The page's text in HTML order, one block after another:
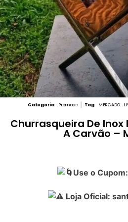
Categoria Promoon Tag MERCADO
Churrasqueira De
A Carvão –
Use o
Loja Oficial: